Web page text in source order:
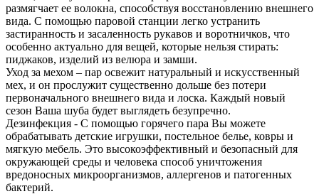
размягчает ее волокна, способствуя восстановлению внешнего
вида. С помощью паровой станции легко устранить
застиранность и засаленность рукавов и воротничков, что
особенно актуально для вещей, которые нельзя стирать:
пиджаков, изделий из велюра и замши.
Уход за мехом – пар освежит натуральный и искусственный
мех, и он прослужит существенно дольше без потери
первоначального внешнего вида и лоска. Каждый новый
сезон Ваша шуба будет выглядеть безупречно.
Дезинфекция - С помощью горячего пара Вы можете
обрабатывать детские игрушки, постельное белье, ковры и
мягкую мебель. Это высокоэффективный и безопасный для
окружающей среды и человека способ уничтожения
вредоносных микроорганизмов, аллергенов и патогенных
бактерий.